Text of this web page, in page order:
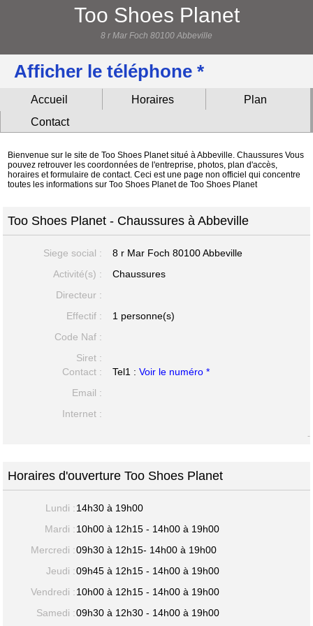
Too Shoes Planet
8 r Mar Foch 80100 Abbeville
Afficher le téléphone *
Accueil Horaires
Plan
Contact
Bienvenue sur le site de Too Shoes Planet situé à Abbeville. Chaussures Vous
pouvez retrouver les coordonnées de l'entreprise, photos, plan d'accès,
horaires et formulaire de contact. Ceci est une page non officiel qui concentre
toutes les informations sur Too Shoes Planet de Too Shoes Planet
Too Shoes Planet - Chaussures à Abbeville
Siege social : 8 r Mar Foch80100 Abbeville
Activité(s) :
Chaussures
Directeur :
Effectif :
1 personne(s)
Code Naf :
Siret :
Contact :
Tel1 :Voir le numéro *
Email :
Internet :
-
Horaires d'ouverture Too Shoes Planet
Lundi :14h30 à 19h00
Mardi :10h00 à 12h15 - 14h00 à 19h00
Mercredi :09h30 à 12h15- 14h00 à 19h00
Jeudi :09h45 à 12h15 - 14h00 à 19h00
Vendredi :10h00 à 12h15 - 14h00 à 19h00
Samedi :09h30 à 12h30 - 14h00 à 19h00